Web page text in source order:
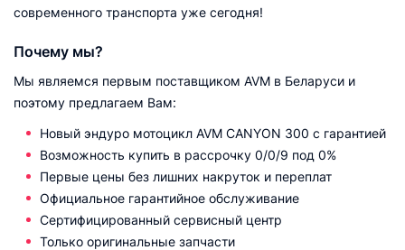
современного транспорта уже сегодня!
Почему мы?
Мы являемся первым поставщиком AVM в Беларуси и
поэтому предлагаем Вам:
Новый эндуро мотоцикл AVM CANYON 300 с гарантией
Возможность купить в рассрочку 0/0/9 под 0%
Первые цены без лишних накруток и переплат
Официальное гарантийное обслуживание
Сертифицированный сервисный центр
Только оригинальные запчасти